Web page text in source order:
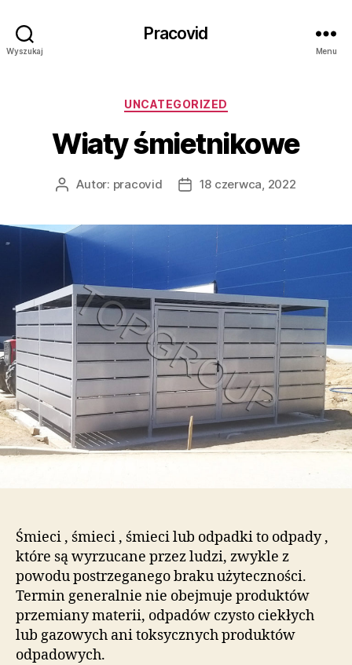
Wyszukaj
Pracovid
Menu
Kategorie
UNCATEGORIZED
Wiaty śmietnikowe
AutorAutor: pracovid
Data18 czerwca, 2022
Śmieci , śmieci , śmieci lub odpadki to odpady ,
które są wyrzucane przez ludzi, zwykle z
powodu postrzeganego braku użyteczności.
Termin generalnie nie obejmuje produktów
przemiany materii, odpadów czysto ciekłych
lub gazowych ani toksycznych produktów
odpadowych.